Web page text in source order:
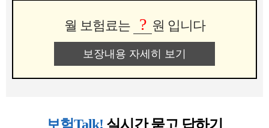
월 보험료는 ? 원 입니다
보장내용 자세히 보기